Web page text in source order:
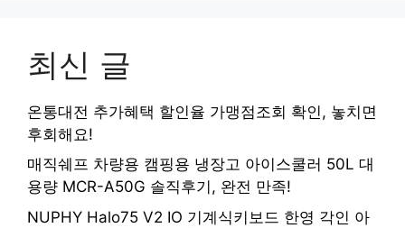
최신 글
온통대전 추가혜택 할인율 가맹점조회 확인, 놓치면
후회해요!
매직쉐프 차량용 캠핑용 냉장고 아이스쿨러 50L 대
용량 MCR-A50G 솔직후기, 완전 만족!
NUPHY Halo75 V2 IO 기계식키보드 한영 각인 아